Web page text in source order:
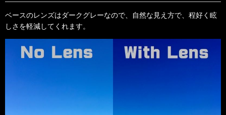
ベースのレンズはダークグレーなので、自然な見え方で、程好く眩
しさを軽減してくれます。